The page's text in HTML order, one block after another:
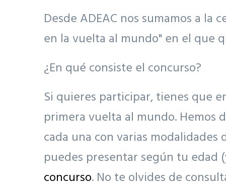
Desde ADEAC nos sumamos a
en la vuelta al mundo" en el que
¿En qué consiste el concurso?
Si quieres participar, tienes que
primera vuelta al mundo. Hemos
cada una con varias
puedes presentar según tu edad
concurso. No te olvides de